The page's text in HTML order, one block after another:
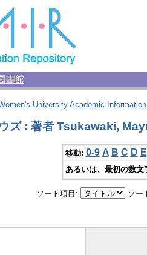
書館
University Academic
ズ : 著者 Tsukawaki,
移動: 0-9 A B C D E
あるいは、最初の数
ソート項目: ソー